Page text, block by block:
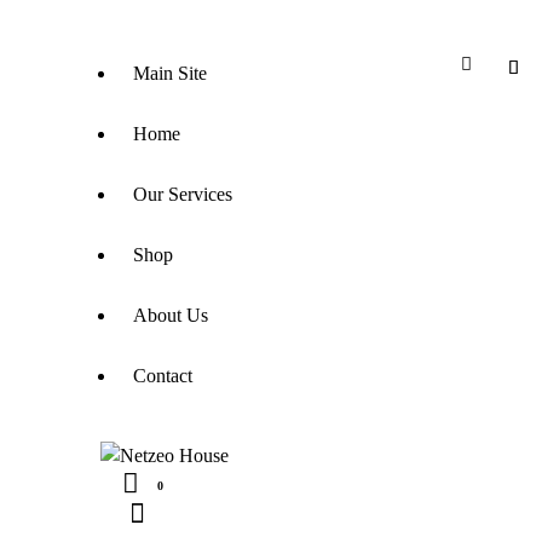
Main Site
Home
Our Services
Shop
About Us
Contact
0